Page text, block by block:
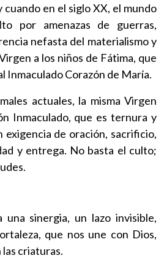
cuando en el siglo XX, el mundo
por amenazas de guerras,
nefasta del materialismo y
a los niños de Fátima, que
Inmaculado Corazón de María.
actuales, la misma Virgen
Inmaculado, que es ternura y
exigencia de oración, sacrificio,
y entrega. No basta el culto;
una sinergia, un lazo invisible,
que nos une con Dios,
las criaturas.